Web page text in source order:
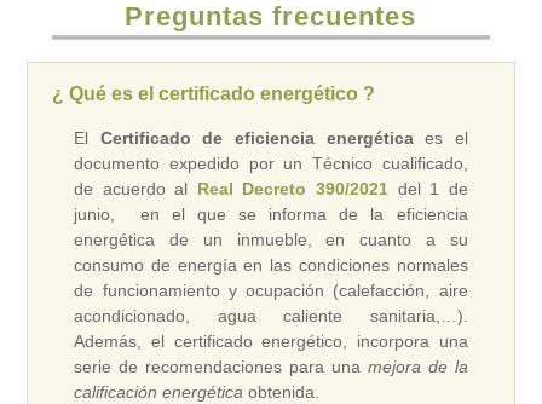
Preguntas frecuentes
¿ Qué es el certificado energético ?
El Certificado de eficiencia energéticaes el
documento expedido por un Técnico cualificado,
de acuerdo al Real Decreto 390/2021 del 1 de
junio, en el que se informa de la eficiencia
energética de un inmueble, en cuanto a su
consumo de energía en las condiciones normales
de funcionamiento y ocupación (calefacción, aire
acondicionado, agua caliente sanitaria,…).
Además, el certificado energético, incorpora una
serie de recomendaciones para una mejora de la
calificación energética obtenida.